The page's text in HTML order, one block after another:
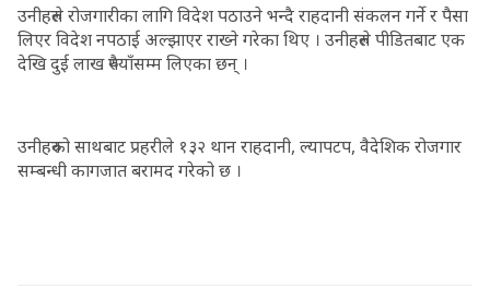
उनीहरुले रोजगारीका लागि विदेश पठाउने भन्दै राहदानी संकलन गर्ने र पैसा
लिएर विदेश नपठाई अल्झाएर राख्ने गरेका थिए । उनीहरुले पीडितबाट एक
देखि दुई लाख रुपैयाँसम्म लिएका छन् ।
उनीहरुको साथबाट प्रहरीले १३२ थान राहदानी, ल्यापटप, वैदेशिक रोजगार
सम्बन्धी कागजात बरामद गरेको छ ।